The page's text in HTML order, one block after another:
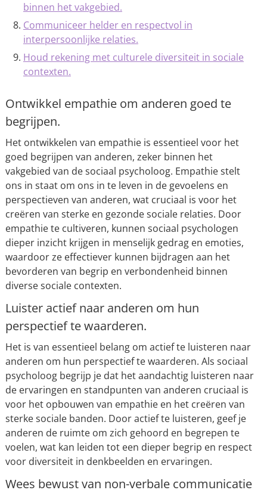
binnen het vakgebied.
Communiceer helder en respectvol in
interpersoonlijke relaties.
Houd rekening met culturele diversiteit in sociale
contexten.
Ontwikkel empathie om anderen goed te
begrijpen.
Het ontwikkelen van empathie is essentieel voor het
goed begrijpen van anderen, zeker binnen het
vakgebied van de sociaal psycholoog. Empathie stelt
ons in staat om ons in te leven in de gevoelens en
perspectieven van anderen, wat cruciaal is voor het
creëren van sterke en gezonde sociale relaties. Door
empathie te cultiveren, kunnen sociaal psychologen
dieper inzicht krijgen in menselijk gedrag en emoties,
waardoor ze effectiever kunnen bijdragen aan het
bevorderen van begrip en verbondenheid binnen
diverse sociale contexten.
Luister actief naar anderen om hun
perspectief te waarderen.
Het is van essentieel belang om actief te luisteren naar
anderen om hun perspectief te waarderen. Als sociaal
psycholoog begrijp je dat het aandachtig luisteren naar
de ervaringen en standpunten van anderen cruciaal is
voor het opbouwen van empathie en het creëren van
sterke sociale banden. Door actief te luisteren, geef je
anderen de ruimte om zich gehoord en begrepen te
voelen, wat kan leiden tot een dieper begrip en respect
voor diversiteit in denkbeelden en ervaringen.
Wees bewust van non-verbale communicatie